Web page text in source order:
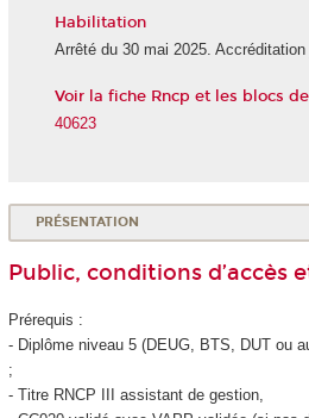
Habilitation
Arrêté du 30 mai 2025.
Voir la fiche Rncp et les blocs
40623
PRÉSENTATION
Public, conditions d’accès
Prérequis :
- Diplôme niveau 5(DEUG, BTS, DUT ou
;
- Titre RNCP III assistant de gestion,